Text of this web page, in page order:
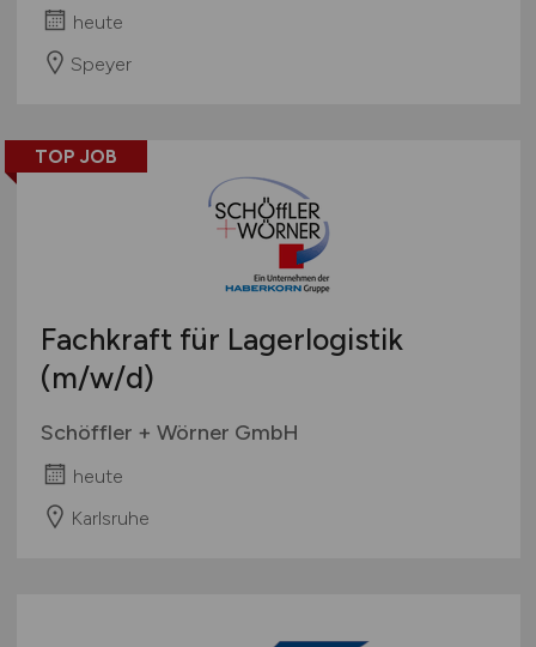
heute
Speyer
TOP JOB
Fachkraft für Lagerlogistik
(m/w/d)
Schöffler + Wörner GmbH
heute
Karlsruhe